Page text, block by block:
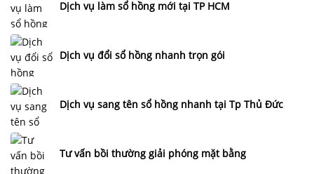
Dịch vụ làm sổ hồng mới tại TP HCM
Dịch vụ đổi sổ hồng nhanh trọn gói
Dịch vụ sang tên sổ hồng nhanh tại Tp Thủ Đức
Tư vấn bồi thường giải phóng mặt bằng